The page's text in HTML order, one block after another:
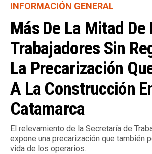
INFORMACIÓN GENERAL
Más De La Mitad De
Trabajadores Sin
La Precarización
A La Construcción
Catamarca
El relevamiento de la Secretaría de
expone una precarización que también
vida de los operarios.